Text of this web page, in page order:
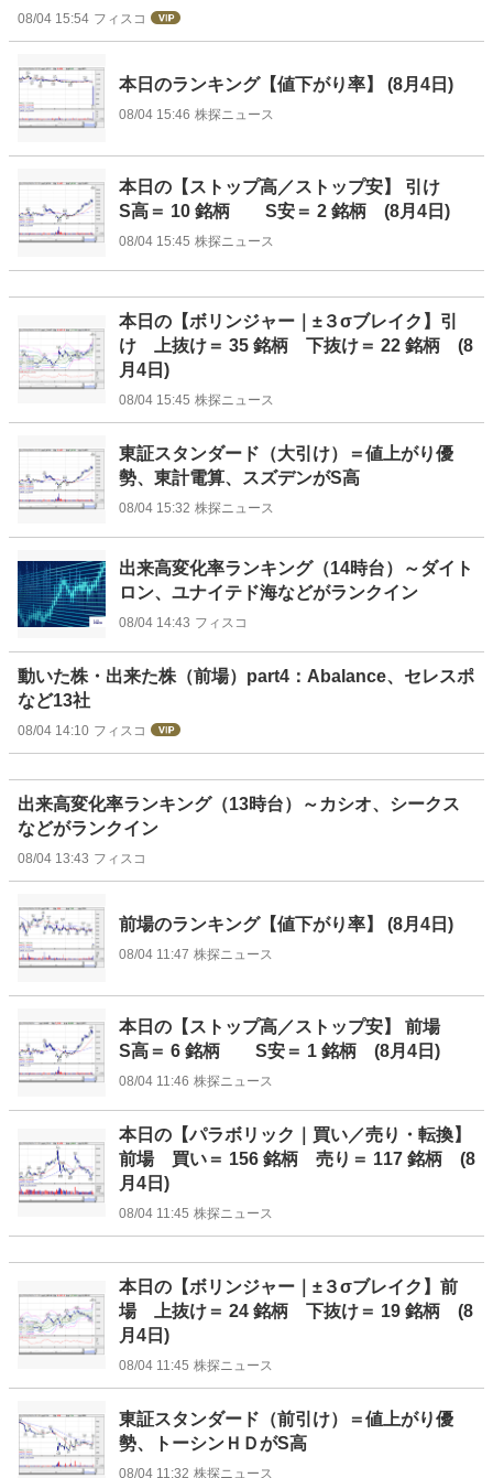
08/04 15:54 フィスコ
本日のランキング【値下がり率】 (8月4日)
08/04 15:46 株探ニュース
本日の【ストップ高／ストップ安】 引け
S高＝ 10 銘柄 S安＝ 2 銘柄 (8月4日)
08/04 15:45 株探ニュース
本日の【ボリンジャー｜±３σブレイク】引
け 上抜け＝ 35 銘柄 下抜け＝ 22 銘柄 (8
月4日)
08/04 15:45 株探ニュース
東証スタンダード（大引け）＝値上がり優
勢、東計電算、スズデンがS高
08/04 15:32 株探ニュース
出来高変化率ランキング（14時台）～ダイト
ロン、ユナイテド海などがランクイン
08/04 14:43 フィスコ
動いた株・出来た株（前場）part4：Abalance、セレスポ
など13社
08/04 14:10 フィスコ
出来高変化率ランキング（13時台）～カシオ、シークス
などがランクイン
08/04 13:43 フィスコ
前場のランキング【値下がり率】 (8月4日)
08/04 11:47 株探ニュース
本日の【ストップ高／ストップ安】 前場
S高＝ 6 銘柄 S安＝ 1 銘柄 (8月4日)
08/04 11:46 株探ニュース
本日の【パラボリック｜買い／売り・転換】
前場 買い＝ 156 銘柄 売り＝ 117 銘柄 (8
月4日)
08/04 11:45 株探ニュース
本日の【ボリンジャー｜±３σブレイク】前
場 上抜け＝ 24 銘柄 下抜け＝ 19 銘柄 (8
月4日)
08/04 11:45 株探ニュース
東証スタンダード（前引け）＝値上がり優
勢、トーシンＨＤがS高
08/04 11:32 株探ニュース